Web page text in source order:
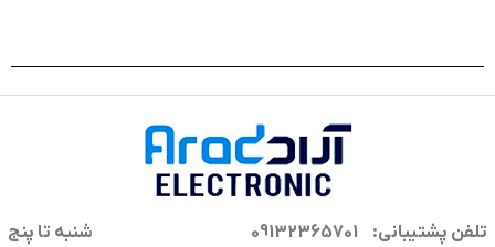
تلفن پشتیبانی: 09132365701
شنبه تا پنج